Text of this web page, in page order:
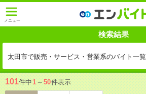
メニュー
検索結果
太田市で販売・サービス・営業系のバイト一覧
101件中1 ～ 50件表示